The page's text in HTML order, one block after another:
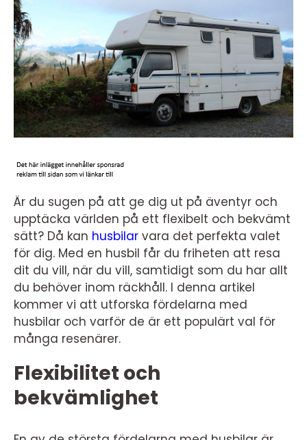
Är du sugen på att ge dig ut på äventyr och
upptäcka världen på ett flexibelt och bekvämt
sätt? Då kan husbilar vara det perfekta valet
för dig. Med en husbil får du friheten att resa
dit du vill, när du vill, samtidigt som du har allt
du behöver inom räckhåll. I denna artikel
kommer vi att utforska fördelarna med
husbilar och varför de är ett populärt val för
många resenärer.
Flexibilitet och
bekvämlighet